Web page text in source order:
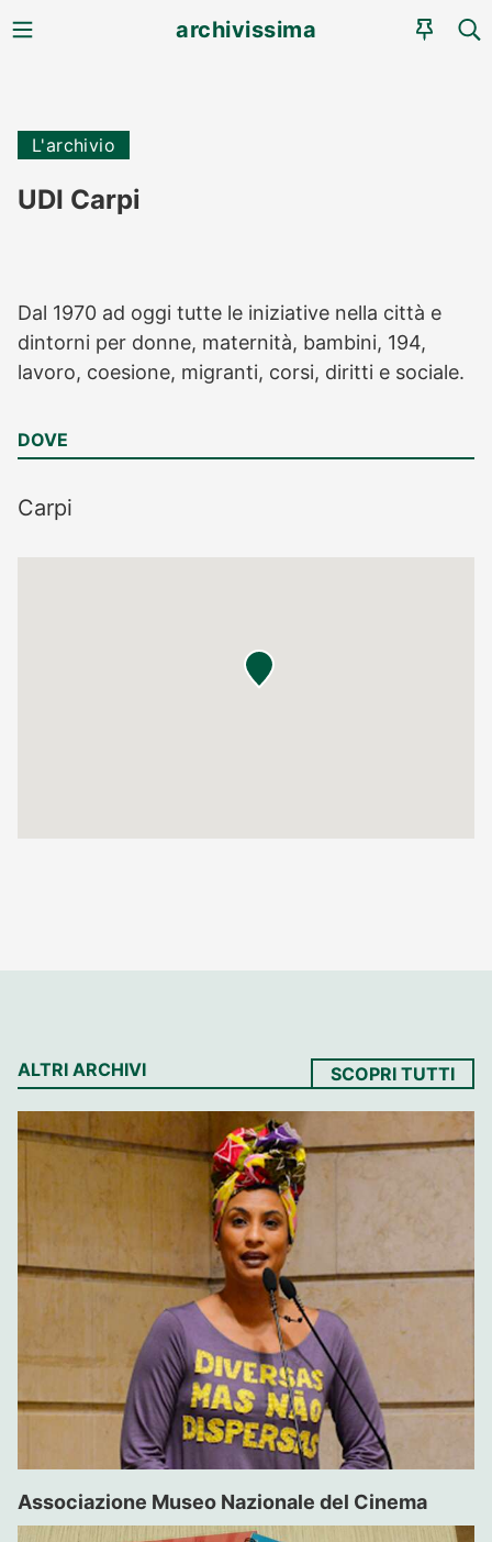
MENU archivissima
L'archivio
UDI Carpi
Dal 1970 ad oggi tutte le iniziative nella città e
dintorni per donne, maternità, bambini, 194,
lavoro, coesione, migranti, corsi, diritti e sociale.
DOVE
Carpi
ALTRI ARCHIVI SCOPRI TUTTI
Associazione Museo Nazionale del Cinema